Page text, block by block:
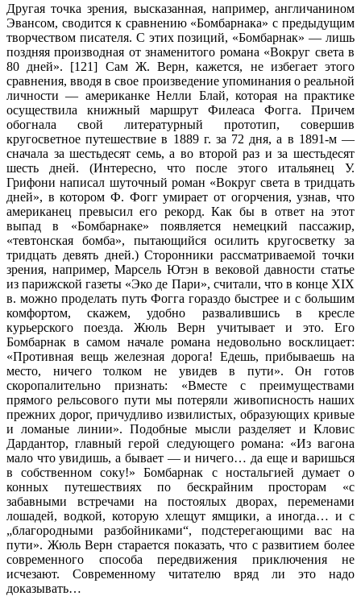
Другая точка зрения, высказанная, например, англичанином
Эвансом, сводится к сравнению «Бомбарнака» с предыдущим
творчеством писателя. С этих позиций, «Бомбарнак» — лишь
поздняя производная от знаменитого романа «Вокруг света в
80 дней». [121] Сам Ж. Верн, кажется, не избегает этого
сравнения, вводя в свое произведение упоминания о реальной
личности — американке Нелли Блай, которая на практике
осуществила книжный маршрут Филеаса Фогга. Причем
обогнала свой литературный прототип, совершив
кругосветное путешествие в 1889 г. за 72 дня, а в 1891-м —
сначала за шестьдесят семь, а во второй раз и за шестьдесят
шесть дней. (Интересно, что после этого итальянец У.
Грифони написал шуточный роман «Вокруг света в тридцать
дней», в котором Ф. Фогг умирает от огорчения, узнав, что
американец превысил его рекорд. Как бы в ответ на этот
выпад в «Бомбарнаке» появляется немецкий пассажир,
«тевтонская бомба», пытающийся осилить кругосветку за
тридцать девять дней.) Сторонники рассматриваемой точки
зрения, например, Марсель Ютэн в вековой давности статье
из парижской газеты «Эко де Пари», считали, что в конце XIX
в. можно проделать путь Фогга гораздо быстрее и с большим
комфортом, скажем, удобно развалившись в кресле
курьерского поезда. Жюль Верн учитывает и это. Его
Бомбарнак в самом начале романа недовольно восклицает:
«Противная вещь железная дорога! Едешь, прибываешь на
место, ничего толком не увидев в пути». Он готов
скоропалительно признать: «Вместе с преимуществами
прямого рельсового пути мы потеряли живописность наших
прежних дорог, причудливо извилистых, образующих кривые
и ломаные линии». Подобные мысли разделяет и Кловис
Дардантор, главный герой следующего романа: «Из вагона
мало что увидишь, а бывает — и ничего… да еще и варишься
в собственном соку!» Бомбарнак с ностальгией думает о
конных путешествиях по бескрайним просторам «с
забавными встречами на постоялых дворах, переменами
лошадей, водкой, которую хлещут ямщики, а иногда… и с
„благородными разбойниками“, подстерегающими вас на
пути». Жюль Верн старается показать, что с развитием более
современного способа передвижения приключения не
исчезают. Современному читателю вряд ли это надо
доказывать…